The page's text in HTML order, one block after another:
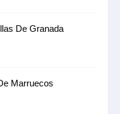
De Granada
Marruecos